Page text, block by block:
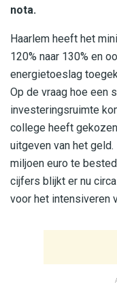
nota.
Haarlem heeft het
120% naar 130% en
energietoeslag
Op de vraag hoe een
investeringsruimte
college heeft
uitgeven van het geld.
miljoen euro te
cijfers blijkt er nu
voor het intensiveren